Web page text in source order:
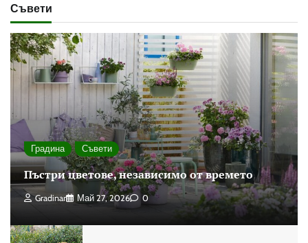
Съвети
Градина Съвети
Пъстри цветове, независимо от времето
Gradinar Май 27, 2026 0